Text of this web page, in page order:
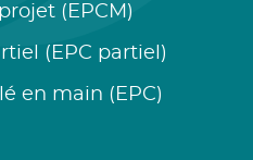
(EPCM)
(EPC partiel)
en main (EPC)